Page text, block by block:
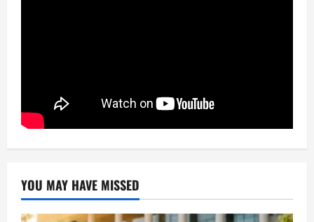
YOU MAY HAVE MISSED